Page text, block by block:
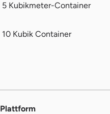
5 Kubikmeter-Container
10 Kubik Container
Plattform